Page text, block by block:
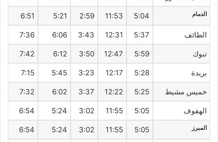
الدمام 5:04
11:53
2:59
5:21
6:51
الطائف 5:37
12:31
3:43
6:06
7:36
تبوك 5:59
12:47
3:50
6:12
7:42
بريدة 5:28
12:17
3:23
5:45
7:15
خميس مشيط 5:25
12:22
3:37
6:02
7:32
الهفوف‎ 5:05
11:55
3:02
5:24
6:54
المبرز 5:05
11:55
3:02
5:24
6:54